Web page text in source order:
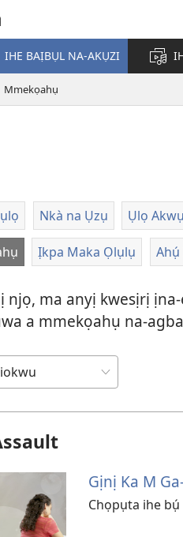
IHE BAỊBỤL NA-AKỤZI
Mmekọahụ
Nkà na Ụzụ Ụlọ
Ịkpa Maka Ọlụlụ Ahụ́
ma anyị kwesịrị
a mmekọahụ na-
Gịnị Ka M
Chọpụta ihe